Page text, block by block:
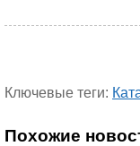
Ключевые теги:
Похожие